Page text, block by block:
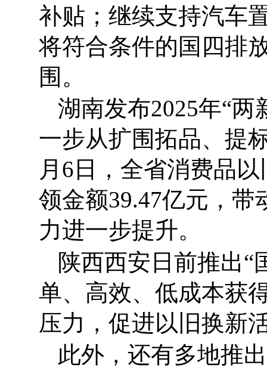
补贴；继续支持汽车
将符合条件的国四排
围。
湖南发布2025年“
一步从扩围拓品、提
月6日，全省消费品
领金额39.47亿元，带
力进一步提升。
陕西西安日前推出“
单、高效、低成本获
压力，促进以旧换新
此外，还有多地推